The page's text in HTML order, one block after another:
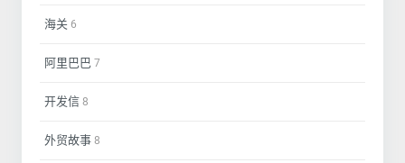
海关 6
阿里巴巴 7
开发信 8
外贸故事 8